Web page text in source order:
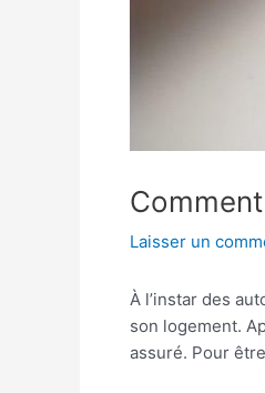
Laisser un
À l’instar des
son logement.
assuré. Pour